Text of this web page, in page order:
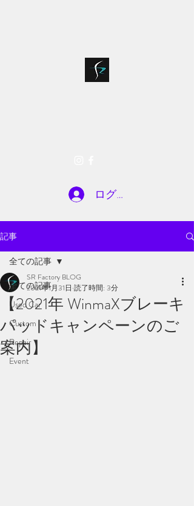
ログイン
記事
全ての記事
Used Car
Custom
Repair
Event
全ての記事
【2021年 WinmaXブレーキ
パッドキャンペーンのご
案内】
SR Factory BLOG
2021年1月31日 読了時間: 3分